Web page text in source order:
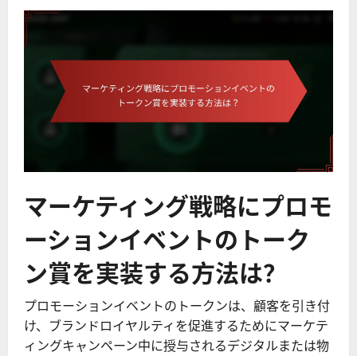
マーケティング戦略にプロモ
ーションイベントのトーク
ン賞を実装する方法は？
プロモーションイベントのトークンは、顧客を引き付
け、ブランドロイヤルティを促進するためにマーケテ
ィングキャンペーン中に授与されるデジタルまたは物